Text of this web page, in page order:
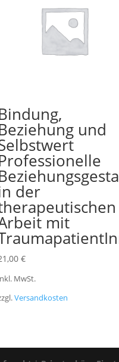
und
der
mit
€
MwSt.
Versandkosten